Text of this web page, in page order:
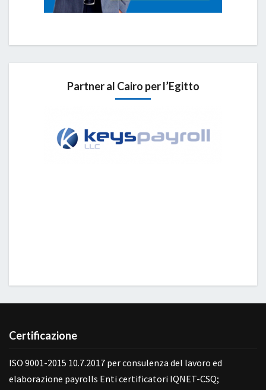
Partner al Cairo per l’Egitto
Certificazione
ISO 9001-2015 10.7.2017 per consulenza del lavoro ed
elaborazione payrolls Enti certificatori IQNET-CSQ;